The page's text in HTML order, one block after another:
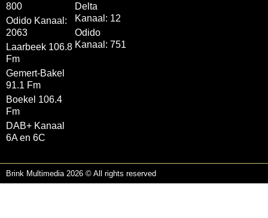
800
Odido Kanaal:
2063
Laarbeek 106.8
Fm
Gemert-Bakel
91.1 Fm
Boekel 106.4
Fm
DAB+ Kanaal
6A en 6C
Delta
Kanaal: 12
Odido
Kanaal: 751
Brink Multimedia 2026 © All rights reserved